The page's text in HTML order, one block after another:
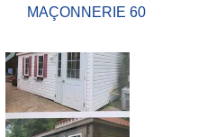
MAÇONNERIE 60